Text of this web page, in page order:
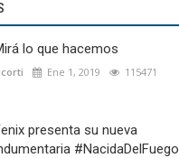
lo que hacemos
Ene 1, 2019 115471
presenta su nueva
#NacidaDelFuego